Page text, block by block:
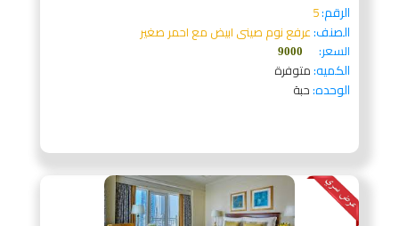
الرقم:5
الصنف:عرفع نوم صينى ابيض مع احمر صغير
السعر:
9000
الكميه:متوفرة
الوحده:حبة